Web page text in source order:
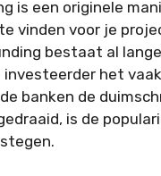
is een originele
vinden voor je
bestaat al
investeerder het
banken de
is de